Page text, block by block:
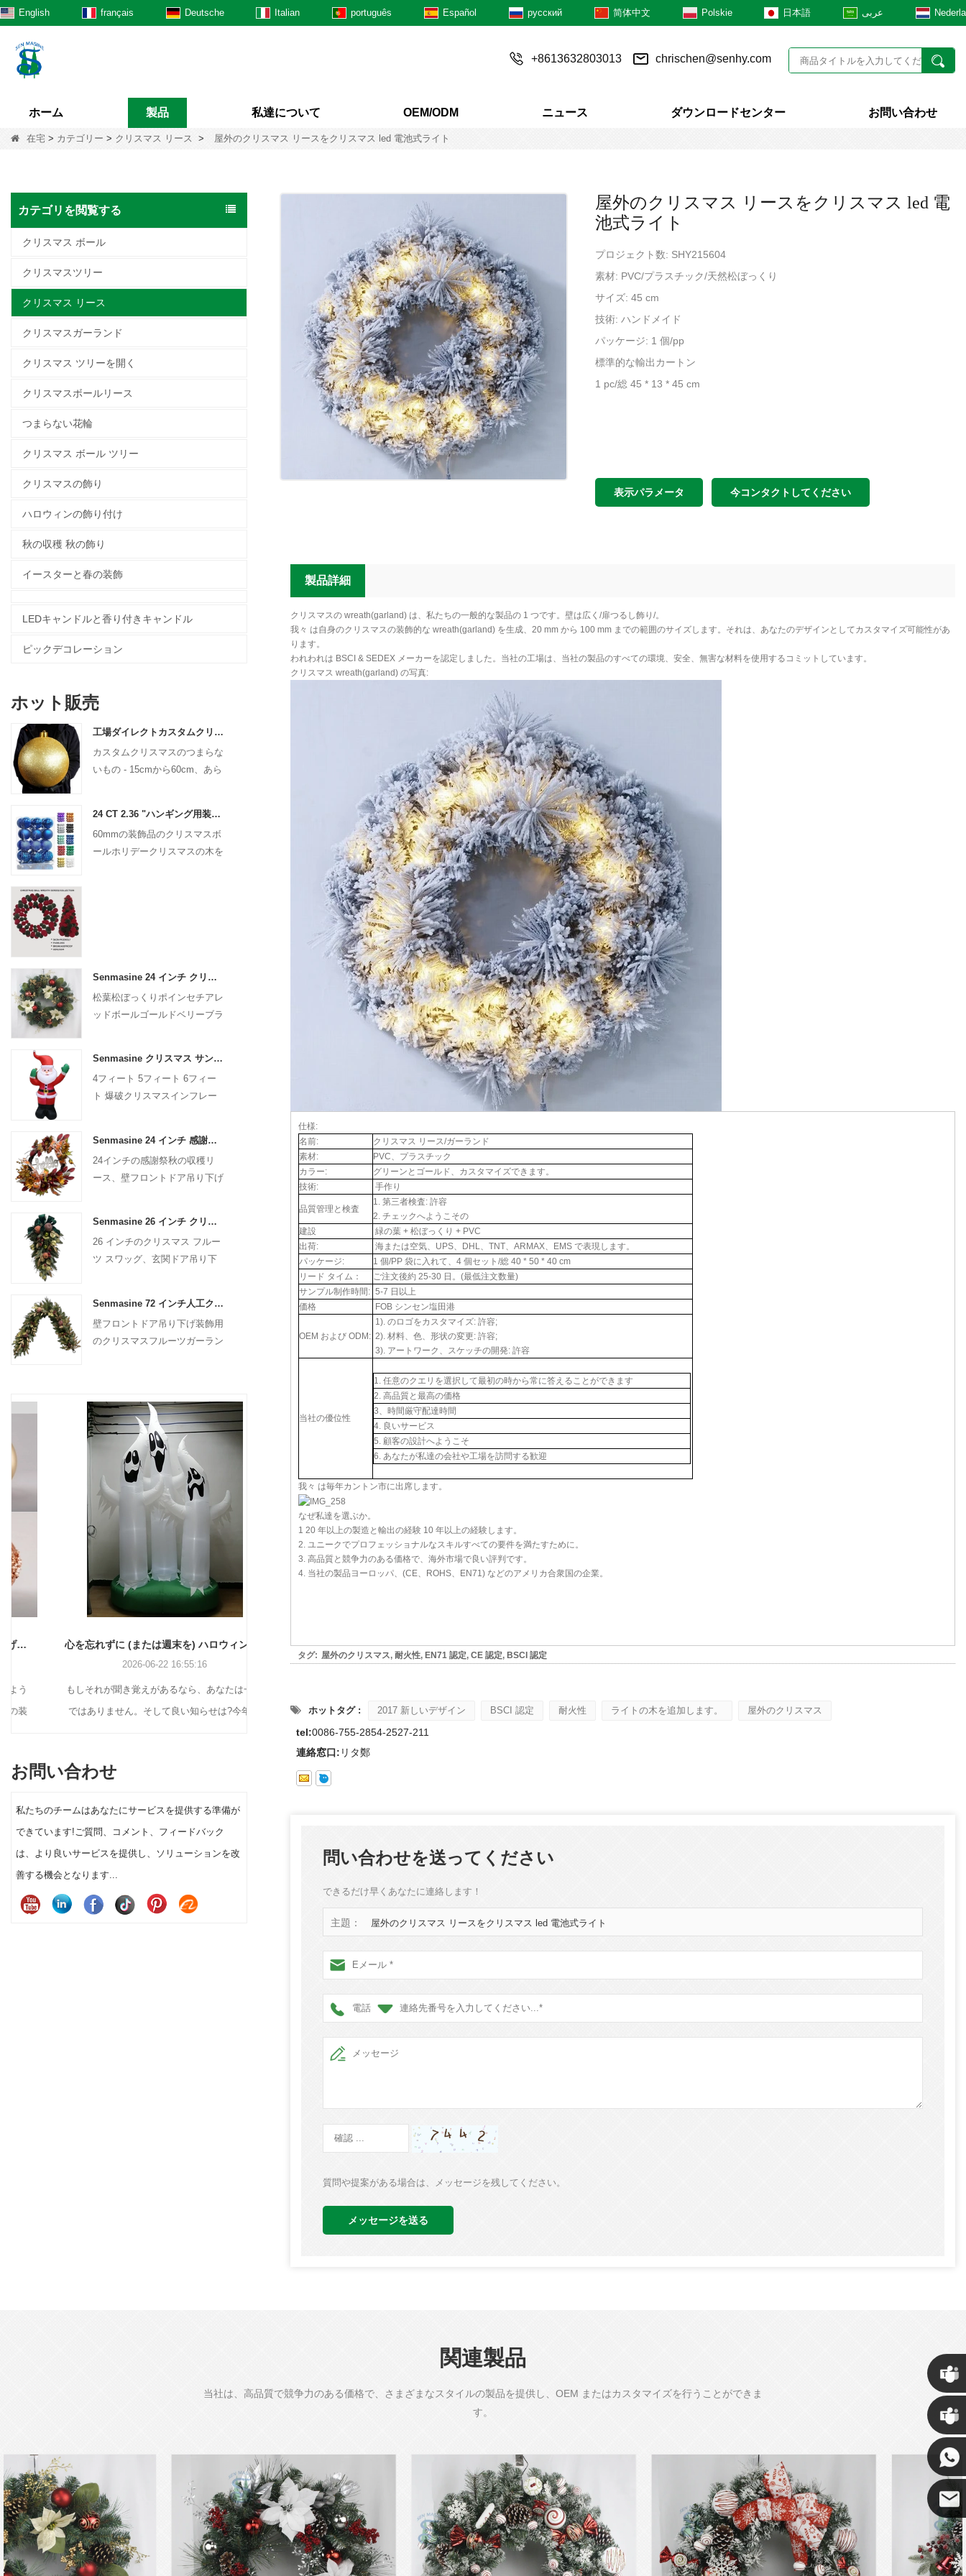
English français Deutsche Italian português Español русский 简体中文 Polskie 日本語 عربى
+8613632803013 chrischen@senhy.com
ホーム 製品 私達について OEM/ODM ニュース ダウンロードセンター お問い合わせ
在宅 > カテゴリー > クリスマス リース > 屋外のクリスマス リースをクリスマス led 電池式ライト
カテゴリを閲覧する
クリスマス ボール
クリスマスツリー
クリスマス リース
クリスマスガーランド
クリスマス ツリーを開く
クリスマスボールリース
つまらない花輪
クリスマス ボール ツリー
クリスマスの飾り
ハロウィンの飾り付け
秋の収穫 秋の飾り
イースターと春の装飾
LEDキャンドルと香り付きキャンドル
ピックデコレーション
ホット販売
工場ダイレクトカスタムクリスマスボール大きな装飾品15cm -60cmクリスマスロゴボール
カスタムクリスマスのつまらな
いもの - 15cmから60cm、あら
24 CT 2.36 "ハンギング用装飾用のクリスマスプラスチックボールクリスマスシャタープルーフボールホリデーパーティー装飾
60mmの装飾品のクリスマスボ
ールホリデークリスマスの木を
Senmasine 24 インチ クリスマス人工花輪松葉松ぼっくりポインセチア赤いボール ゴールド ベリー ブランチ付き
松葉松ぼっくりポインセチアレ
ッドボールゴールドベリーブラ
Senmasine クリスマス サンタクロース インフレータブル 爆破クリスマス インフレータブル デコレーション ホリデー 冬 屋内 屋外
4フィート 5フィート 6フィー
ト 爆破クリスマスインフレー
ンタクロース インフレータブ
ル
Senmasine 24 インチ 感謝祭秋の収穫リース ハローサイン付き 秋の収穫の葉 ひまわり カボチャパターン リボン付き
24インチの感謝祭秋の収穫リ
ース、壁フロントドア吊り下げ
Senmasine 26 インチ クリスマス フルーツ スワッグ リボン弓付き 人工 PVC 枝葉
26 インチのクリスマス フルー
ツ スワッグ、玄関ドア吊り下
Senmasine 72 インチ人工クリスマスフルーツガーランド階段暖炉吊り下げ装飾用
壁フロントドア吊り下げ装飾用
のクリスマスフルーツガーラン
心を忘れずに (または週末を) ハロウィンの飾り付けをする方法
2026-06-22 16:55:16
もしそれが聞き覚えがあるなら、あなたは一人
ではありません。そして良い知らせは?今年の
す必要もありません。
植毛サンタ vs ブローモールド サンタ vs インフレータブル サンタ: 2026 年版完全購入者ガイド
2026-06-18 17:18:38
スプレイ ソリューションを探しながらも、懐か
しいクリスマスの装飾に戻ってきています。ビ
ンテージのブロー成型サンタからソフトタッチ
の植毛フィギュアや巨大なインフレータブルデ
上と消費者の満足度に大きな影響を与える可能
ハロウィン用に人工カボチャを飾る方法: フェイク、フォーム、セラミックのスタイルの完全ガイド
2026-05-22 15:37:50
会場用のカスタム巨大商業タワークリスマスツリー
2026-05-06 15:28:43
お問い合わせ
私たちのチームはあなたにサービスを提供する準備が
できています!ご質問、コメント、フィードバック
は、より良いサービスを提供し、ソリューションを改
善する機会となります...
屋外のクリスマス リースをクリスマス led 電
池式ライト
プロジェクト数: SHY215604
素材: PVC/プラスチック/天然松ぼっくり
サイズ: 45 cm
技術: ハンドメイド
パッケージ: 1 個/pp
標準的な輸出カートン
1 pc/総 45 * 13 * 45 cm
表示パラメータ 今コンタクトしてください
製品詳細
クリスマスの wreath(garland) は、私たちの一般的な製品の 1 つです。壁は広く/扉つるし飾り/。
我々 は自身のクリスマスの装飾的な wreath(garland) を生成、20 mm から 100 mm までの範囲のサイズします。それは、あなたのデザインとしてカスタマイズ可能性があ
ります。
われわれは BSCI & SEDEX メーカーを認定しました。当社の工場は、当社の製品のすべての環境、安全、無害な材料を使用するコミットしています。
クリスマス wreath(garland) の写真:
仕様:
名前:
クリスマス リース/ガーランド
素材:
PVC、プラスチック
カラー:
グリーンとゴールド、カスタマイズできます。
技術:
手作り
品質管理と検査
1. 第三者検査: 許容
2. チェックへようこその
建設
緑の葉 + 松ぼっくり + PVC
出荷:
海または空気、UPS、DHL、TNT、ARMAX、EMS で表現します。
パッケージ:
1 個/PP 袋に入れて、4 個セット/総 40 * 50 * 40 cm
リード タイム：
ご注文後約 25-30 日。(最低注文数量)
サンプル制作時間: 5-7 日以上
価格
FOB シンセン塩田港
OEM および ODM:
1). のロゴをカスタマイズ: 許容;
2). 材料、色、形状の変更: 許容;
3). アートワーク、スケッチの開発: 許容
当社の優位性
1. 任意のクエリを選択して最初の時から常に答えることができます
2. 高品質と最高の価格
3、時間厳守配達時間
4. 良いサービス
5. 顧客の設計へようこそ
6. あなたが私達の会社や工場を訪問する歓迎
我々 は毎年カントン市に出席します。
なぜ私達を選ぶか。
1 20 年以上の製造と輸出の経験 10 年以上の経験します。
2. ユニークでプロフェッショナルなスキルすべての要件を満たすために。
3. 高品質と競争力のある価格で、海外市場で良い評判です。
4. 当社の製品ヨーロッパ、(CE、ROHS、EN71) などのアメリカ合衆国の企業。
タグ: 屋外のクリスマス, 耐火性, EN71 認定, CE 認定, BSCI 認定
ホットタグ : 2017 新しいデザイン BSCI 認定 耐火性 ライトの木を追加します。 屋外のクリスマス
tel:0086-755-2854-2527-211
連絡窓口: リタ鄭
問い合わせを送ってください
できるだけ早くあなたに連絡します！
主題： 屋外のクリスマス リースをクリスマス led 電池式ライト
電話
質問や提案がある場合は、メッセージを残してください。
メッセージを送る
関連製品
当社は、高品質で競争力のある価格で、さまざまなスタイルの製品を提供し、OEM またはカスタマイズを行うことができま
す。
クリス
ケニー
ココ